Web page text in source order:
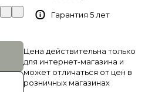
Гарантия 5 лет
Цена действительна только
для интернет-магазина и
может отличаться от цен в
розничных магазинах